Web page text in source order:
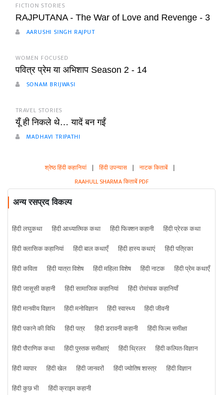
FICTION STORIES
RAJPUTANA - The War of Love and Revenge - 3
AARUSHI SINGH RAJPUT
WOMEN FOCUSED
पवित्र प्रेम या अभिशाप Season 2 - 14
SONAM BRIJWASI
TRAVEL STORIES
यूँ ही निकले थे… यादें बन गईं
MADHAVI TRIPATHI
श्रेष्ठ हिंदी कहानियां | हिंदी उपन्यास | नाटक किताबें |
RAAHULL SHARMA किताबें PDF
अन्य रसप्रद विकल्प
हिंदी लघुकथा हिंदी आध्यात्मिक कथा हिंदी फिक्शन कहानी
हिंदी प्रेरक कथा
हिंदी क्लासिक कहानियां
हिंदी बाल कथाएँ हिंदी हास्य कथाएं
हिंदी पत्रिका
हिंदी कविता
हिंदी यात्रा विशेष हिंदी महिला विशेष हिंदी नाटक
हिंदी प्रेम कथाएँ
हिंदी जासूसी कहानी
हिंदी सामाजिक कहानियां
हिंदी रोमांचक कहानियाँ
हिंदी मानवीय विज्ञान
हिंदी मनोविज्ञान हिंदी स्वास्थ्य
हिंदी जीवनी
हिंदी पकाने की विधि
हिंदी पत्र हिंदी डरावनी कहानी
हिंदी फिल्म समीक्षा
हिंदी पौराणिक कथा
हिंदी पुस्तक समीक्षाएं हिंदी थ्रिलर
हिंदी कल्पित-विज्ञान
हिंदी व्यापार
हिंदी खेल हिंदी जानवरों हिंदी ज्योतिष शास्त्र
हिंदी विज्ञान
हिंदी कुछ भी
हिंदी क्राइम कहानी